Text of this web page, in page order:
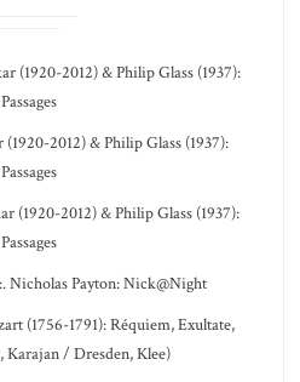
(1920-2012) & Philip Glass (1937):
Passages
2012) & Philip Glass (1937):
Passages
(1920-2012) & Philip Glass (1937):
Passages
Nicholas Payton: Nick@Night
(1756-1791): Réquiem, Exultate,
Karajan / Dresden, Klee)